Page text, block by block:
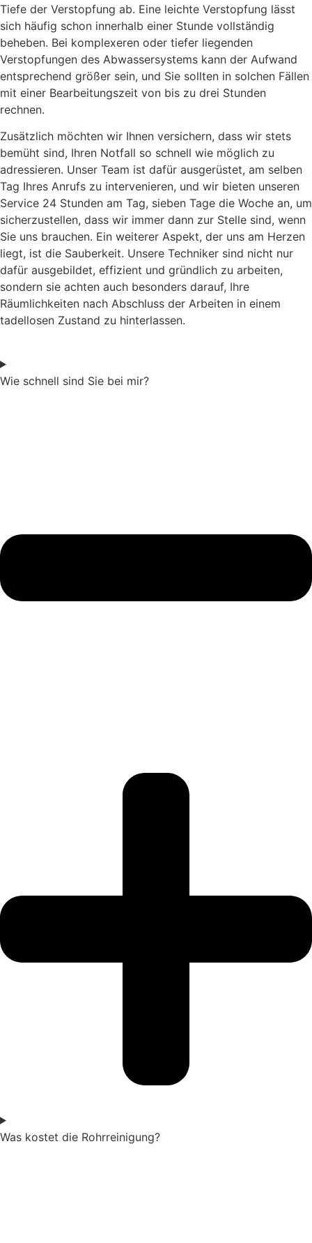
Tiefe der Verstopfung ab. Eine leichte Verstopfung lässt
sich häufig schon innerhalb einer Stunde vollständig
beheben. Bei komplexeren oder tiefer liegenden
Verstopfungen des Abwassersystems kann der Aufwand
entsprechend größer sein, und Sie sollten in solchen Fällen
mit einer Bearbeitungszeit von bis zu drei Stunden
rechnen.
Zusätzlich möchten wir Ihnen versichern, dass wir stets
bemüht sind, Ihren Notfall so schnell wie möglich zu
adressieren. Unser Team ist dafür ausgerüstet, am selben
Tag Ihres Anrufs zu intervenieren, und wir bieten unseren
Service 24 Stunden am Tag, sieben Tage die Woche an, um
sicherzustellen, dass wir immer dann zur Stelle sind, wenn
Sie uns brauchen. Ein weiterer Aspekt, der uns am Herzen
liegt, ist die Sauberkeit. Unsere Techniker sind nicht nur
dafür ausgebildet, effizient und gründlich zu arbeiten,
sondern sie achten auch besonders darauf, Ihre
Räumlichkeiten nach Abschluss der Arbeiten in einem
tadellosen Zustand zu hinterlassen.
Wie schnell sind Sie bei mir?
Was kostet die Rohrreinigung?